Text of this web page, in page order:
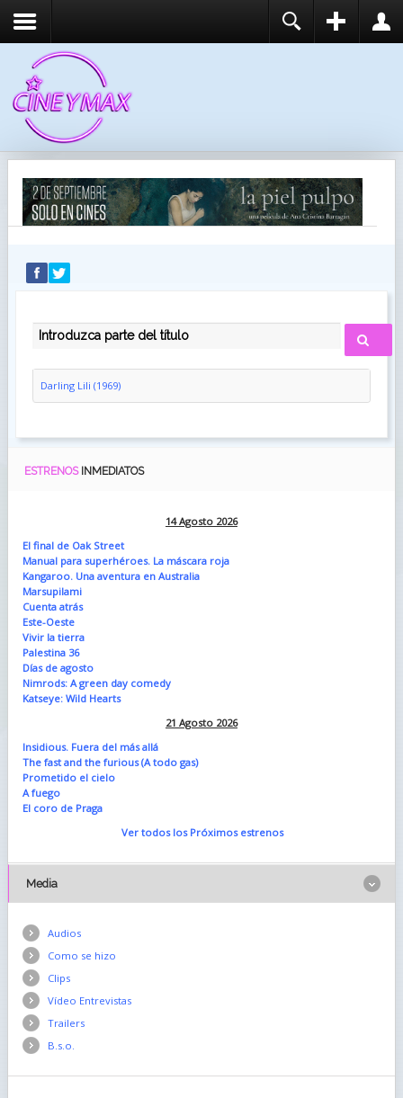
RECUÉRDEME
IDENTIFICARSE
INTRODUZCA PARTE DEL TÍTULO
Darling Lili (1969)
ESTRENOS INMEDIATOS
14 Agosto 2026
El final de Oak Street
Manual para superhéroes. La máscara roja
Kangaroo. Una aventura en Australia
Marsupilami
Cuenta atrás
Este-Oeste
Vivir la tierra
Palestina 36
Días de agosto
Nimrods: A green day comedy
Katseye: Wild Hearts
21 Agosto 2026
Insidious. Fuera del más allá
The fast and the furious (A todo gas)
Prometido el cielo
A fuego
El coro de Praga
Ver todos los Próximos estrenos
Media
Audios
Como se hizo
Clips
Vídeo Entrevistas
Trailers
B.s.o.